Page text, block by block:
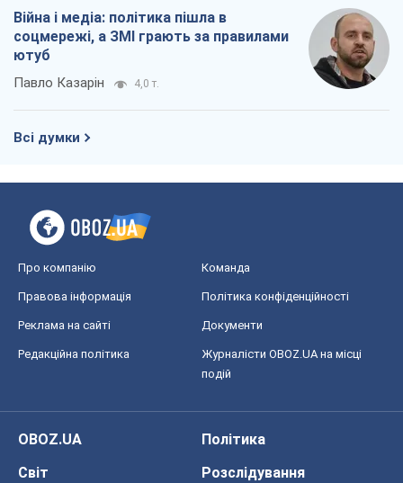
Війна і медіа: політика пішла в
соцмережі, а ЗМІ грають за правилами
ютуб
Павло Казарін 4,0 т.
Всі думки
Про компанію Команда
Правова інформація Політика конфіденційності
Реклама на сайті Документи
Редакційна політика
Журналісти OBOZ.UA на місці
подій
OBOZ.UA
Політика
Світ
Розслідування